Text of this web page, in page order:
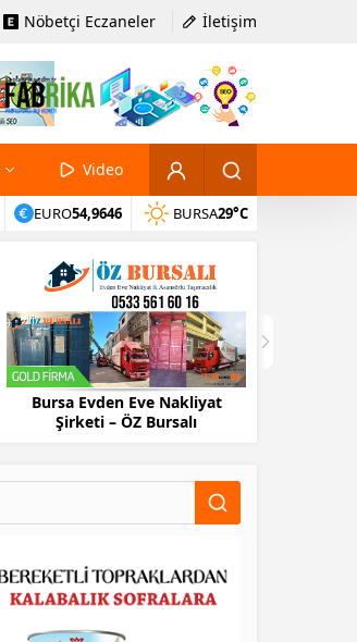
Nöbetçi Eczaneler İletişim
Video
EURO54,9646 BURSA29°C
Bursa Evden Eve Nakliyat
Şirketi – ÖZ Bursalı